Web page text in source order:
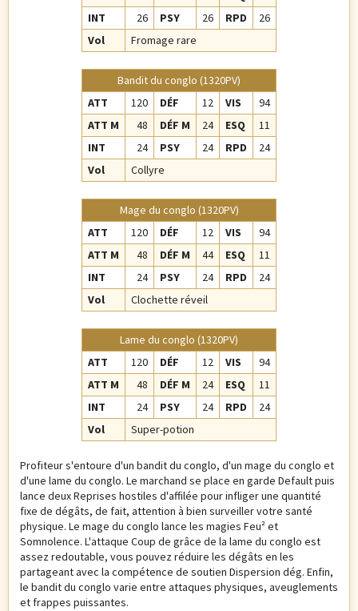
INT
26 PSY 26 RPD
26
Vol
Fromage rare
Bandit du conglo (1320PV)
ATT
120 DÉF 12 VIS
94
ATT M
48 DÉF M 24 ESQ
11
INT
24 PSY 24 RPD
24
Vol
Collyre
Mage du conglo (1320PV)
ATT
120 DÉF 12 VIS
94
ATT M
48 DÉF M 44 ESQ
11
INT
24 PSY 24 RPD
24
Vol
Clochette réveil
Lame du conglo (1320PV)
ATT
120 DÉF 12 VIS
94
ATT M
48 DÉF M 24 ESQ
11
INT
24 PSY 24 RPD
24
Vol
Super-potion
Profiteur s'entoure d'un bandit du conglo, d'un mage du conglo et
d'une lame du conglo. Le marchand se place en garde Default puis
lance deux Reprises hostiles d'affilée pour infliger une quantité
fixe de dégâts, de fait, attention à bien surveiller votre santé
physique. Le mage du conglo lance les magies Feu² et
Somnolence. L'attaque Coup de grâce de la lame du conglo est
assez redoutable, vous pouvez réduire les dégâts en les
partageant avec la compétence de soutien Dispersion dég. Enfin,
le bandit du conglo varie entre attaques physiques, aveuglements
et frappes puissantes.